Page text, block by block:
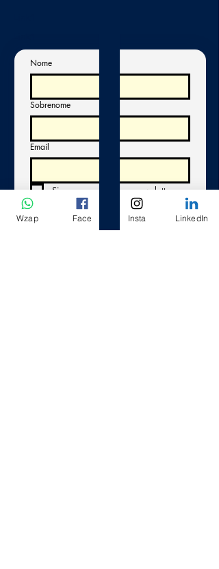
Nome
Sobrenome
Email
Sim, quero assinar a newsletter
Resposta longa
Wzap Face Insta LinkedIn